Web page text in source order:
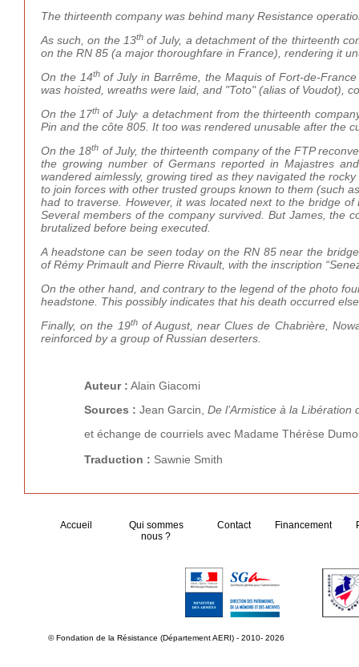
The thirteenth company was behind many Resistance
As such, on the 13thof July, a detachment of the thirteenth
on the RN 85 (a major thoroughfare in France), rendering it
On the 14thof July in Barrême, the Maquis of Fort-de-
was hoisted, wreaths were laid, and "Toto" (alias of Voudot),
On the 17th of July, a detachment from the thirteenth
Pin and the côte 805. It too was rendered unusable after the
On the 18th of July, the thirteenth company of the FTP
the growing number of Germans reported in Majastres
wandered aimlessly, growing tired as they navigated the
to join forces with other trusted groups known to them (such
had to traverse. However, it was located next to the bridge
Several members of the company survived. But James, the
brutalized before being executed.
A headstone can be seen today on the RN 85 near the
of Rémy Primault and Pierre Rivault, with the inscription
On the other hand, and contrary to the legend of the photo
headstone. This possibly indicates that his death occurred
Finally, on the 19thof August, near Clues de Chabrière,
reinforced by a group of Russian deserters.
Auteur : Alain Giacomi
Sources : Jean Garcin, De l’Armistice à la
et échange de courriels avec Madame Thérèse
Traduction : Sawnie Smith
Accueil
Qui sommes
nous ?
Contact Financement
© Fondation de la Résistance (Département AERI) - 2010- 2026